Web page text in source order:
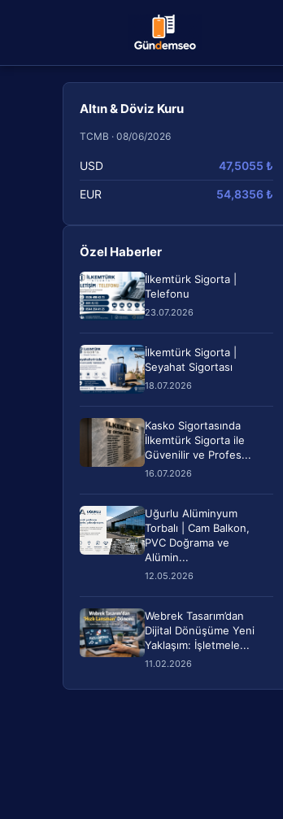
Altın & Döviz Kuru
TCMB · 08/06/2026
USD 47,5055 ₺
EUR 54,8356 ₺
Özel Haberler
İlkemtürk Sigorta |
Telefonu
23.07.2026
İlkemtürk Sigorta |
Seyahat Sigortası
18.07.2026
Kasko Sigortasında
İlkemtürk Sigorta ile
Güvenilir ve Profes...
16.07.2026
Uğurlu Alüminyum
Torbalı | Cam Balkon,
PVC Doğrama ve
Alümin...
12.05.2026
Webrek Tasarım’dan
Dijital Dönüşüme Yeni
Yaklaşım: İşletmele...
11.02.2026